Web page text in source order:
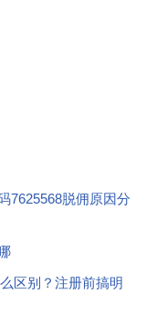
7625568脱佣原因分
区别？注册前搞明